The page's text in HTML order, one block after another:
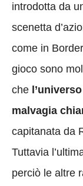
introdotta da
scenetta
come in
gioco sono
che
malvagia
capitanata da
Tuttavia
perciò le altre